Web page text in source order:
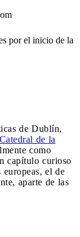
por el inicio de la
de Dublín,
Catedral de la
como
capítulo curioso
el de
aparte de las